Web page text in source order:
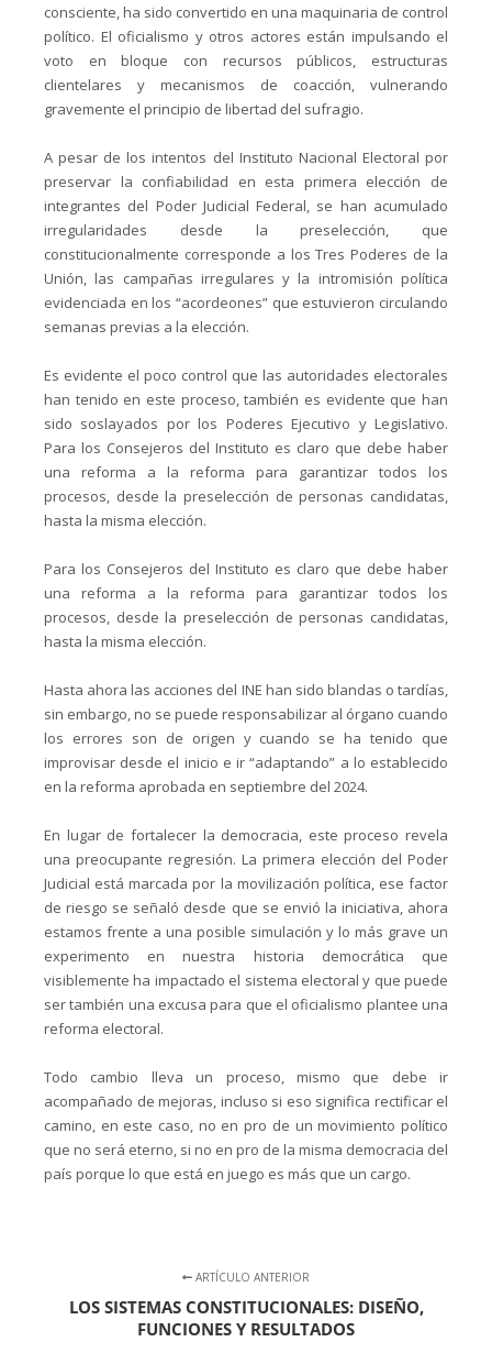
consciente, ha sido convertido en una maquinaria de control
político. El oficialismo y otros actores están impulsando el
voto en bloque con recursos públicos, estructuras
clientelares y mecanismos de coacción, vulnerando
gravemente el principio de libertad del sufragio.
A pesar de los intentos del Instituto Nacional Electoral por
preservar la confiabilidad en esta primera elección de
integrantes del Poder Judicial Federal, se han acumulado
irregularidades desde la preselección, que
constitucionalmente corresponde a los Tres Poderes de la
Unión, las campañas irregulares y la intromisión política
evidenciada en los “acordeones” que estuvieron circulando
semanas previas a la elección.
Es evidente el poco control que las autoridades electorales
han tenido en este proceso, también es evidente que han
sido soslayados por los Poderes Ejecutivo y Legislativo.
Para los Consejeros del Instituto es claro que debe haber
una reforma a la reforma para garantizar todos los
procesos, desde la preselección de personas candidatas,
hasta la misma elección.
Para los Consejeros del Instituto es claro que debe haber
una reforma a la reforma para garantizar todos los
procesos, desde la preselección de personas candidatas,
hasta la misma elección.
Hasta ahora las acciones del INE han sido blandas o tardías,
sin embargo, no se puede responsabilizar al órgano cuando
los errores son de origen y cuando se ha tenido que
improvisar desde el inicio e ir “adaptando” a lo establecido
en la reforma aprobada en septiembre del 2024.
En lugar de fortalecer la democracia, este proceso revela
una preocupante regresión. La primera elección del Poder
Judicial está marcada por la movilización política, ese factor
de riesgo se señaló desde que se envió la iniciativa, ahora
estamos frente a una posible simulación y lo más grave un
experimento en nuestra historia democrática que
visiblemente ha impactado el sistema electoral y que puede
ser también una excusa para que el oficialismo plantee una
reforma electoral.
Todo cambio lleva un proceso, mismo que debe ir
acompañado de mejoras, incluso si eso significa rectificar el
camino, en este caso, no en pro de un movimiento político
que no será eterno, si no en pro de la misma democracia del
país porque lo que está en juego es más que un cargo.
ARTÍCULO ANTERIOR
LOS SISTEMAS CONSTITUCIONALES: DISEÑO,
FUNCIONES Y RESULTADOS